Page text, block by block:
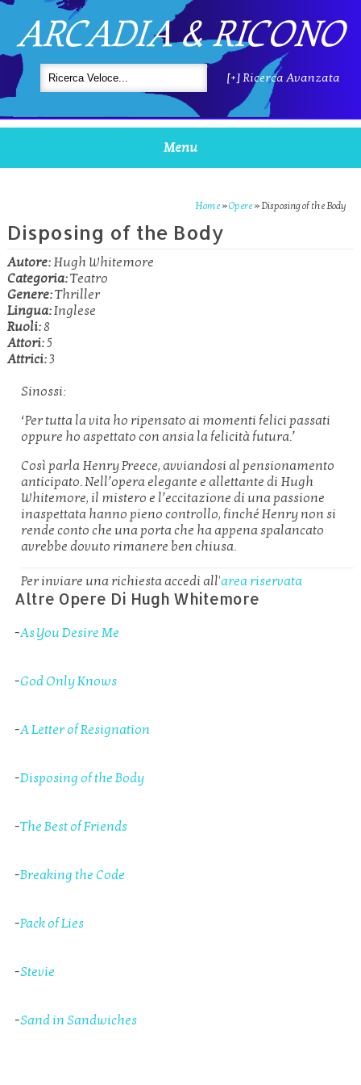
ARCADIA & RICONO
[+] Ricerca Avanzata
Menu
Home »Opere » Disposing of the Body
Disposing of the Body
Autore:Hugh Whitemore
Categoria:Teatro
Genere:Thriller
Lingua:Inglese
Ruoli:8
Attori:5
Attrici:3
Sinossi:
‘Per tutta la vita ho ripensato ai momenti felici passati
oppure ho aspettato con ansia la felicità futura.’
Così parla Henry Preece, avviandosi al pensionamento
anticipato. Nell’opera elegante e allettante di Hugh
Whitemore, il mistero e l’eccitazione di una passione
inaspettata hanno pieno controllo, finché Henry non si
rende conto che una porta che ha appena spalancato
avrebbe dovuto rimanere ben chiusa.
Per inviare una richiesta accedi all'area riservata
Altre Opere Di Hugh Whitemore
-As You Desire Me
-God Only Knows
-A Letter of Resignation
-Disposing of the Body
-The Best of Friends
-Breaking the Code
-Pack of Lies
-Stevie
-Sand in Sandwiches